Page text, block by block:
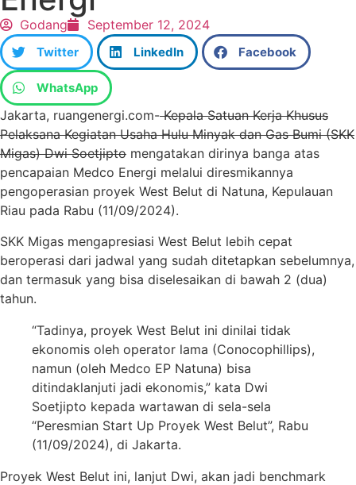
Godang September 12, 2024
Twitter LinkedIn Facebook
WhatsApp
Jakarta, ruangenergi.com-Kepala Satuan Kerja Khusus
Pelaksana Kegiatan Usaha Hulu Minyak dan Gas Bumi (SKK
Migas) Dwi Soetjipto mengatakan dirinya banga atas
pencapaian Medco Energi melalui diresmikannya
pengoperasian proyek West Belut di Natuna, Kepulauan
Riau pada Rabu (11/09/2024).
SKK Migas mengapresiasi West Belut lebih cepat
beroperasi dari jadwal yang sudah ditetapkan sebelumnya,
dan termasuk yang bisa diselesaikan di bawah 2 (dua)
tahun.
“Tadinya, proyek West Belut ini dinilai tidak
ekonomis oleh operator lama (Conocophillips),
namun (oleh Medco EP Natuna) bisa
ditindaklanjuti jadi ekonomis,” kata Dwi
Soetjipto kepada wartawan di sela-sela
“Peresmian Start Up Proyek West Belut”, Rabu
(11/09/2024), di Jakarta.
Proyek West Belut ini, lanjut Dwi, akan jadi benchmark